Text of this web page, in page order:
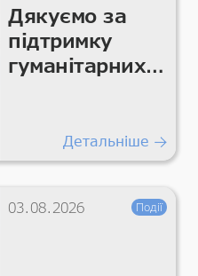
Дякуємо за
підтримку
гуманітарних
Детальніше
03.08.2026 Події